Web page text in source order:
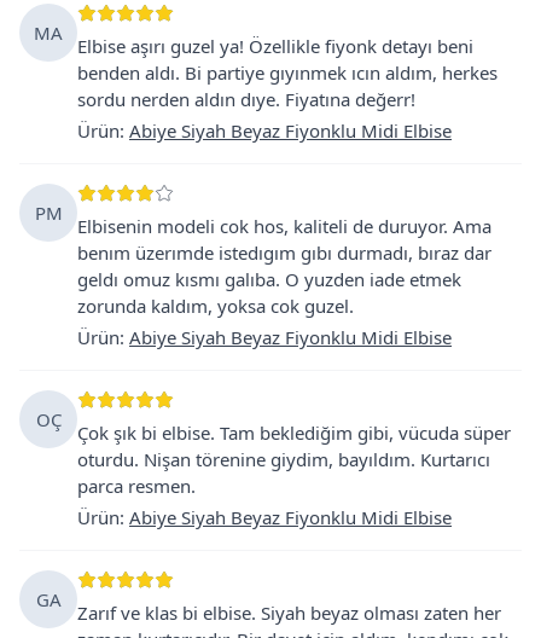
MA
Elbise aşırı guzel ya! Özellikle fiyonk detayı beni
benden aldı. Bi partiye gıyınmek ıcın aldım, herkes
sordu nerden aldın dıye. Fiyatına değerr!
Ürün: Abiye Siyah Beyaz Fiyonklu Midi Elbise
PM
Elbisenin modeli cok hos, kaliteli de duruyor. Ama
benım üzerımde istedıgım gıbı durmadı, bıraz dar
geldı omuz kısmı galıba. O yuzden iade etmek
zorunda kaldım, yoksa cok guzel.
Ürün: Abiye Siyah Beyaz Fiyonklu Midi Elbise
OÇ
Çok şık bi elbise. Tam beklediğim gibi, vücuda süper
oturdu. Nişan törenine giydim, bayıldım. Kurtarıcı
parca resmen.
Ürün: Abiye Siyah Beyaz Fiyonklu Midi Elbise
GA
Zarıf ve klas bi elbise. Siyah beyaz olması zaten her